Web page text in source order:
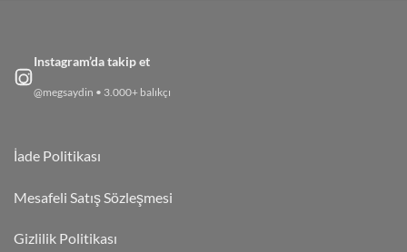
Instagram’da takip et
@megsaydin • 3.000+ balıkçı
İade Politikası
Mesafeli Satış Sözleşmesi
Gizlilik Politikası